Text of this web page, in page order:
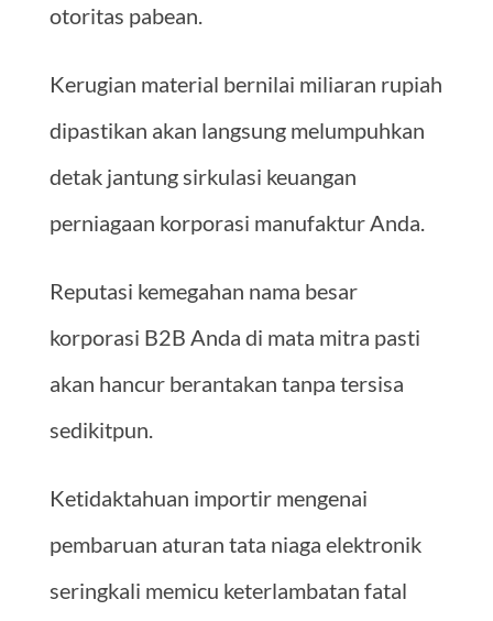
otoritas pabean.
Kerugian material bernilai miliaran rupiah
dipastikan akan langsung melumpuhkan
detak jantung sirkulasi keuangan
perniagaan korporasi manufaktur Anda.
Reputasi kemegahan nama besar
korporasi B2B Anda di mata mitra pasti
akan hancur berantakan tanpa tersisa
sedikitpun.
Ketidaktahuan importir mengenai
pembaruan aturan tata niaga elektronik
seringkali memicu keterlambatan fatal